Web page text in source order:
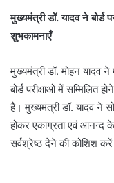
मुख्यमंत्री डॉ. यादव ने बोर्ड
शुभकामनाएँ
मुख्यमंत्री डॉ. मोहन यादव ने
बोर्ड परीक्षाओं में सम्मिलित
है। मुख्यमंत्री डॉ. यादव ने
होकर एकाग्रता एवं आनन्द के
सर्वश्रेष्ठ देने की कोशिश